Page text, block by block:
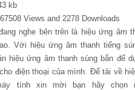
kb
Views and 2278 Downloads
nghe bên trên là hiệu ứng âm
Với hiệu ứng âm thanh tiếng
hiệu ứng âm thanh súng bắn để
điện thoại của mình. Để tải về
tính xin mời bạn hãy chọn